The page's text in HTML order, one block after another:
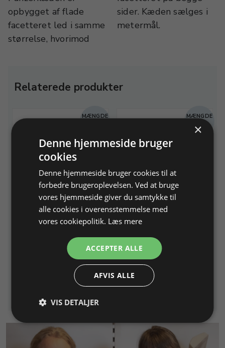
opbygget af flade
facetteret led i samme
størrelse, hvorimod
sider. Kæden sælges i
metermål.
Relaterede produkter
MÆNGDE
Figarokæde 40/3 facet,
Bredde 1,4 mm, trådtykkelse
MÆNGDE
RABAT
Oval øsken 0,8mm tråd,
925/-
4x3mm, åben
Varenr. 306704
3,25 DKK
×
Denne hjemmeside bruger
cookies
Denne hjemmeside bruger cookies til at
forbedre brugeroplevelsen. Ved at bruge
vores hjemmeside giver du samtykke til
alle cookies i overensstemmelse med
vores cookiepolitik. Læs mere
ACCEPTER ALLE
AFVIS ALLE
VIS DETALJER